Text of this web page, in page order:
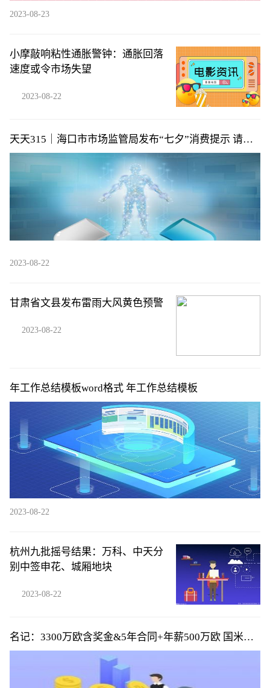
2023-08-23
小摩敲响粘性通胀警钟：通胀回落
速度或令市场失望
2023-08-22
天天315｜海口市市场监管局发布“七夕”消费提示 请绕
开这些甜蜜消费陷阱→
2023-08-22
甘肃省文县发布雷雨大风黄色预警
2023-08-22
年工作总结模板word格式 年工作总结模板
2023-08-22
杭州九批摇号结果：万科、中天分
别中签申花、城厢地块
2023-08-22
名记：3300万欧含奖金&5年合同+年薪500万欧 国米将
签下帕瓦尔